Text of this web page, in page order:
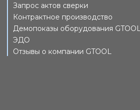
Запрос актов сверки
Контрактное производство
Демопоказы оборудования
ЭДО
Отзывы о компании GTOOL